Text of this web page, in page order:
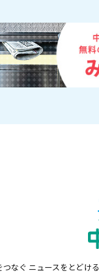
つなぐ ニュースをとどける